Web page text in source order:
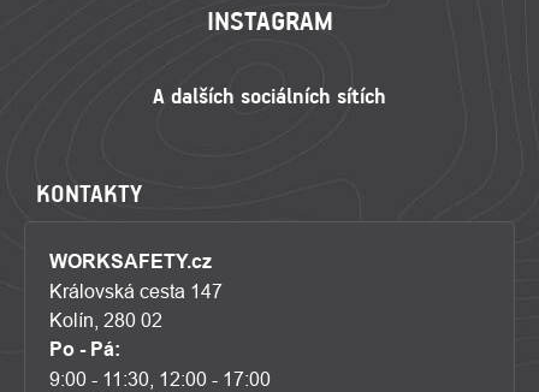
INSTAGRAM
KONTAKTY
WORKSAFETY.cz
Královská cesta 147
Kolín, 280 02
Po - Pá:
9:00 - 11:30, 12:00 - 17:00